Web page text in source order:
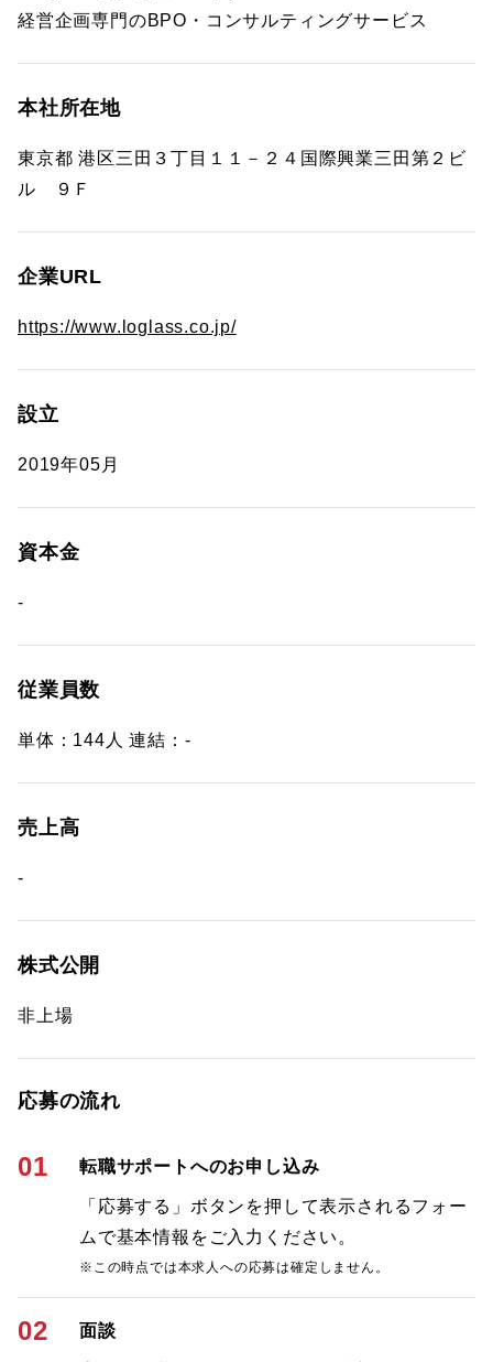
経営企画専門のBPO・コンサルティングサービス
本社所在地
東京都 港区三田３丁目１１－２４国際興業三田第２ビ
ル ９Ｆ
企業URL
https://www.loglass.co.jp/
設立
2019年05月
資本金
-
従業員数
単体：144人 連結：-
売上高
-
株式公開
非上場
応募の流れ
01 転職サポートへのお申し込み
「応募する」ボタンを押して表示されるフォー
ムで基本情報をご入力ください。
※この時点では本求人への応募は確定しません。
02 面談